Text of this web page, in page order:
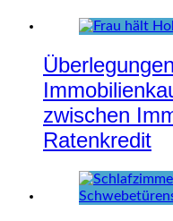
zwischen
Ratenkredit